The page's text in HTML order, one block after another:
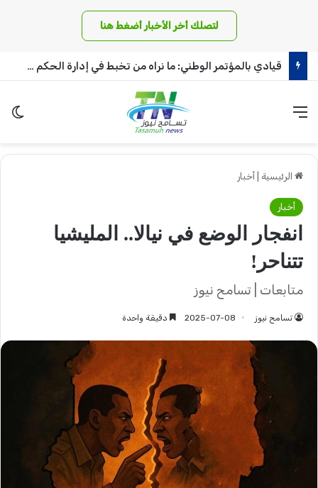
لتصلك أخر الأخبار أضغط هنا
قيادي بالمؤتمر الوطني: ما نراه من تخبط في إدارة الحكم لم تشهد البلاد له مثيلا!!
القائمة
الرئيسية أخبار
أخبار
انفجار الوضع في نيالا.. المليشيا
تتناحر!
متابعات | تسامح نيوز
تسامح نيوز 2025-07-08 دقيقة واحدة